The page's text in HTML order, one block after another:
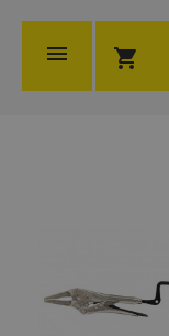
 shopping_cart